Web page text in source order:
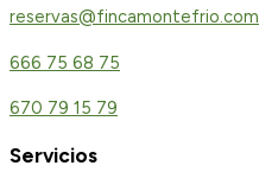
reservas@fincamontefrio.com
666 75 68 75
670 79 15 79
Servicios